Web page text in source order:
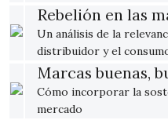
Rebelión en las
Un análisis de la
distribuidor y el
Marcas buenas,
Cómo incorporar la
mercado